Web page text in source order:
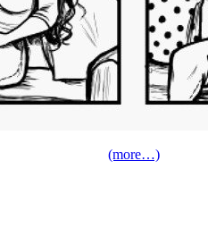
(more…)